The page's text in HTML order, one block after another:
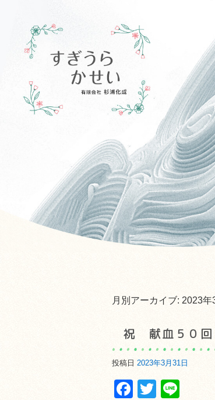
月別アーカイブ: 2023年
祝 献血５０
投稿日 2023年3月31日
Facebook
Twitter